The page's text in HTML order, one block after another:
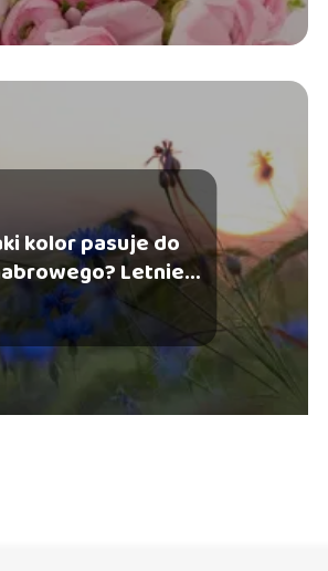
kolor pasuje do
Letnie
modne cały rok